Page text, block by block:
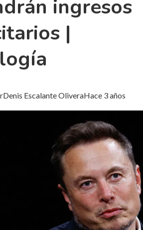
ingresos
|
Denis Escalante OliveraHace 3 años